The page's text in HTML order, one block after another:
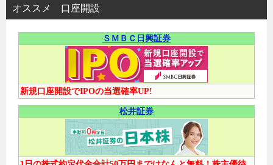
オススメ 口座開設
ＳＭＢＣ日興証券
新規口座開設でIPOの当選確率UP!
松井証券